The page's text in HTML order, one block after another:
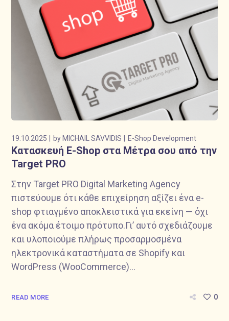
19.10.2025 by MICHAIL SAVVIDIS E-Shop Development
Κατασκευή E-Shop στα Μέτρα σου από την
Target PRO
Στην Target PRO Digital Marketing Agency
πιστεύουμε ότι κάθε επιχείρηση αξίζει ένα e-
shop φτιαγμένο αποκλειστικά για εκείνη — όχι
ένα ακόμα έτοιμο πρότυπο.Γι’ αυτό σχεδιάζουμε
και υλοποιούμε πλήρως προσαρμοσμένα
ηλεκτρονικά καταστήματα σε Shopify και
WordPress (WooCommerce)...
READ MORE 0